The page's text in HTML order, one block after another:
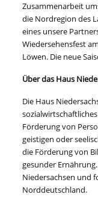
Zusammenarbeit
die Nordregion des
eines unsere
Wiedersehensfest
Löwen. Die neue
Über das Haus
Die Haus
Förderung von
geistigen oder
die Förderung von
gesunder
Niedersachsen und
Norddeutschland.